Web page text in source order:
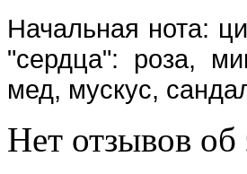
Начальная нота:
"сердца": роза,
мед, мускус,
Нет отзывов об